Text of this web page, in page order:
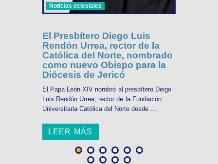
Noticias eclesiales
El Presbítero Diego Luis
Rendón Urrea, rector de la
Católica del Norte, nombrado
como nuevo Obispo para la
Diócesis de Jericó
El Papa León XIV nombró al presbítero Diego
Luis Rendón Urrea, rector de la Fundación
Universitaria Católica del Norte desde ...
LEER MÁS